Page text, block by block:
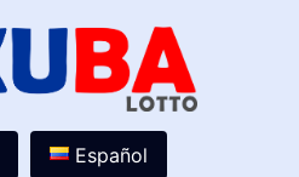
Español